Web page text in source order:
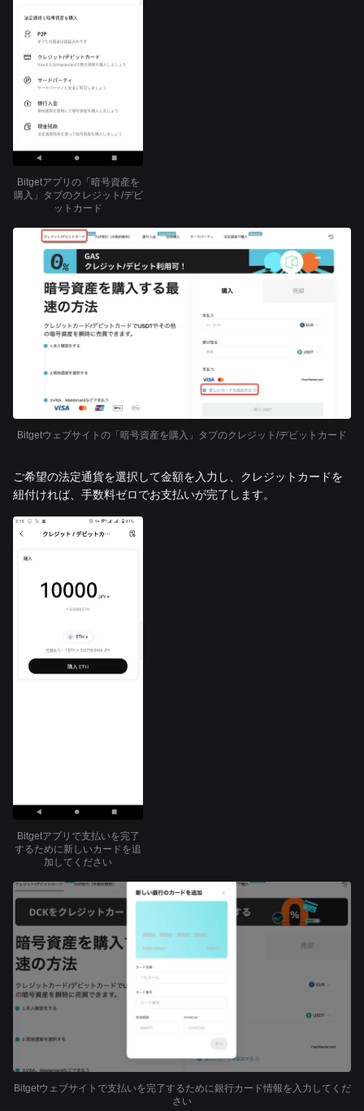
Bitgetアプリの「暗号資産を
購入」タブのクレジット/デビ
ットカード
Bitgetウェブサイトの「暗号資産を購入」タブのクレジット/デビットカード
ご希望の法定通貨を選択して金額を入力し、クレジットカードを
紐付ければ、手数料ゼロでお支払いが完了します。
Bitgetアプリで支払いを完了
するために新しいカードを追
加してください
Bitgetウェブサイトで支払いを完了するために銀行カード情報を入力してくだ
さい